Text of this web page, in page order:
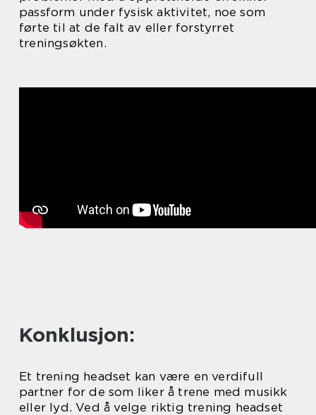
passform under fysisk aktivitet, noe som
førte til at de falt av eller forstyrret
treningsøkten.
Konklusjon:
Et trening headset kan være en verdifull
partner for de som liker å trene med musikk
eller lyd. Ved å velge riktig trening headset